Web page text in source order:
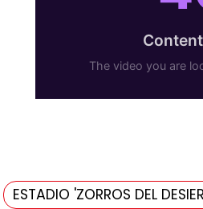
ESTADIO 'ZORROS DEL